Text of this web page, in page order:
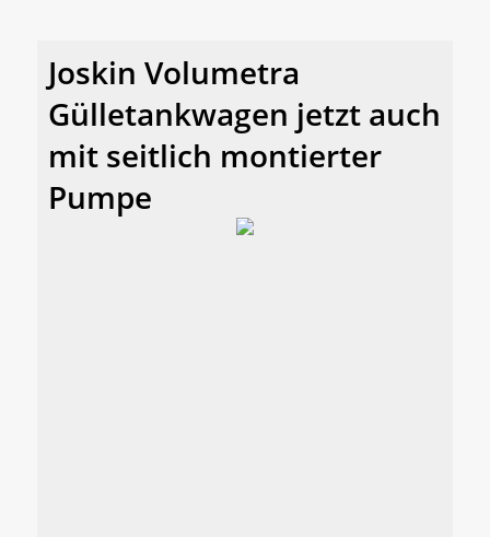
Joskin Volumetra
Gülletankwagen jetzt auch
mit seitlich montierter
Pumpe